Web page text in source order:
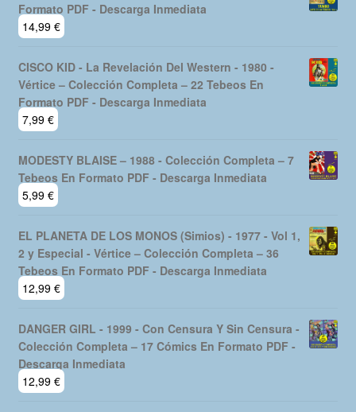
Formato PDF - Descarga Inmediata
14,99 €
CISCO KID - La Revelación Del Western - 1980 -
Vértice – Colección Completa – 22 Tebeos En
Formato PDF - Descarga Inmediata
7,99 €
MODESTY BLAISE – 1988 - Colección Completa – 7
Tebeos En Formato PDF - Descarga Inmediata
5,99 €
EL PLANETA DE LOS MONOS (Simios) - 1977 - Vol 1,
2 y Especial - Vértice – Colección Completa – 36
Tebeos En Formato PDF - Descarga Inmediata
12,99 €
DANGER GIRL - 1999 - Con Censura Y Sin Censura -
Colección Completa – 17 Cómics En Formato PDF -
Descarga Inmediata
12,99 €